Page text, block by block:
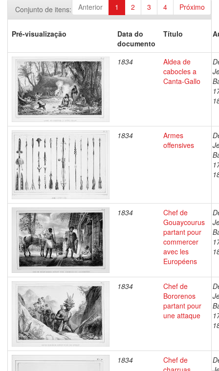
Anterior 1 2 3 4 Próximo
Conjunto de itens:
Pré-visualização
Data do
documento
Título
1834
Aldea de
cabocles a
Canta-Gallo
1834
Armes
offensives
1834
Chef de
Gouaycourus
partant pour
commercer
avec les
Européens
1834
Chef de
Bororenos
partant pour
une attaque
1834
Chef de